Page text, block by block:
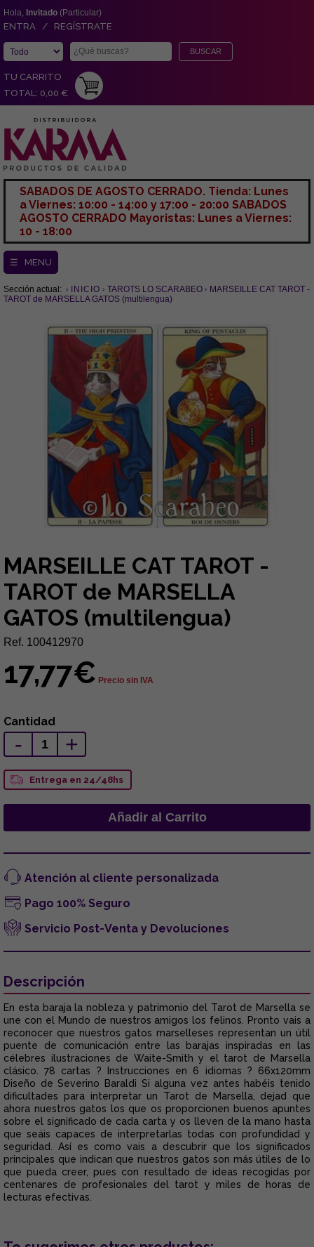
Hola, Invitado (Particular)
ENTRA / REGÍSTRATE
TU CARRITO
TOTAL: 0,00 €
SABADOS DE AGOSTO CERRADO. Tienda: Lunes
a Viernes: 10:00 - 14:00 y 17:00 - 20:00 SABADOS
AGOSTO CERRADO Mayoristas: Lunes a Viernes:
10 - 18:00
☰ MENU
Sección actual: INICIO TAROTS LO SCARABEO
MARSEILLE CAT TAROT -
TAROT de MARSELLA GATOS (multilengua)
MARSEILLE CAT TAROT -
TAROT de MARSELLA
GATOS (multilengua)
Ref. 100412970
17,77€ Precio sin IVA
Cantidad
- +
Entrega en 24/48hs
Atención al cliente personalizada
Pago 100% Seguro
Servicio Post-Venta y Devoluciones
Descripción
En esta baraja la nobleza y patrimonio del Tarot de Marsella se
une con el Mundo de nuestros amigos los felinos. Pronto vais a
reconocer que nuestros gatos marselleses representan un útil
puente de comunicación entre las barajas inspiradas en las
célebres ilustraciones de Waite-Smith y el tarot de Marsella
clásico. 78 cartas ? Instrucciones en 6 idiomas ? 66x120mm
Diseño de Severino Baraldi Si alguna vez antes habéis tenido
dificultades para interpretar un Tarot de Marsella, dejad que
ahora nuestros gatos los que os proporcionen buenos apuntes
sobre el significado de cada carta y os lleven de la mano hasta
que seáis capaces de interpretarlas todas con profundidad y
seguridad. Así es como vais a descubrir que los significados
principales que indican que nuestros gatos son más útiles de lo
que pueda creer, pues con resultado de ideas recogidas por
centenares de profesionales del tarot y miles de horas de
lecturas efectivas.